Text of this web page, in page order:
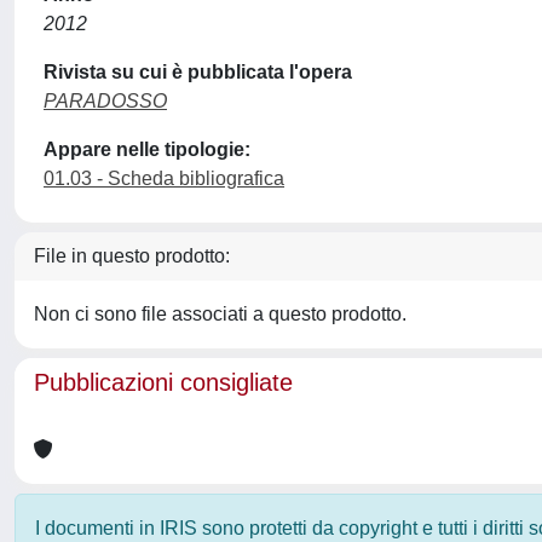
2012
Rivista su cui è pubblicata l'opera
PARADOSSO
Appare nelle tipologie:
01.03 - Scheda bibliografica
File in questo prodotto:
Non ci sono file associati a questo prodotto.
Pubblicazioni consigliate
I documenti in IRIS sono protetti da copyright e tutti i diritti